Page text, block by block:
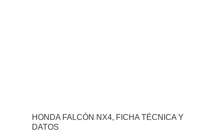
HONDA FALCÓN NX4, FICHA TÉCNICA Y
DATOS